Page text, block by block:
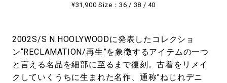
¥31,900 Size：36 / 38 / 40
2002S/S N.HOOLYWOODに発表したコレクショ
ン“RECLAMATION/再生”を象徴するアイテムの一つ
と言える名品を細部に至るまで復刻。古着をリメイ
クしていくうちに生まれた名作、通称”ねじれデニ